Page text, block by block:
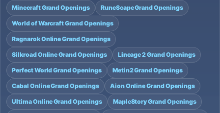
Minecraft Grand Openings RuneScape Grand Openings
World of Warcraft Grand Openings
Ragnarok Online Grand Openings
Silkroad Online Grand Openings Lineage 2 Grand Openings
Perfect World Grand Openings Metin2 Grand Openings
Cabal Online Grand Openings Aion Online Grand Openings
Ultima Online Grand Openings MapleStory Grand Openings